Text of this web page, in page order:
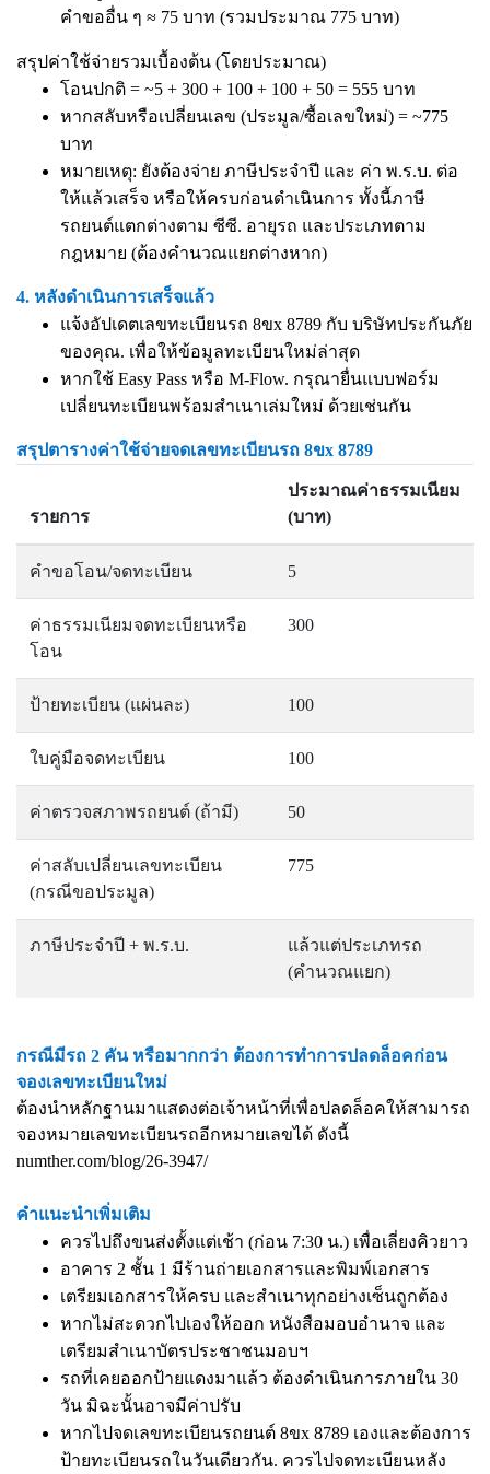
คำขออื่น ๆ ≈ 75 บาท (รวมประมาณ 775 บาท)
สรุปค่าใช้จ่ายรวมเบื้องต้น (โดยประมาณ)
โอนปกติ = ~5 + 300 + 100 + 100 + 50 = 555 บาท
หากสลับหรือเปลี่ยนเลข (ประมูล/ซื้อเลขใหม่) = ~775
บาท
หมายเหตุ: ยังต้องจ่าย ภาษีประจำปี และ ค่า พ.ร.บ. ต่อ
ให้แล้วเสร็จ หรือให้ครบก่อนดำเนินการ ทั้งนี้ภาษี
รถยนต์แตกต่างตาม ซีซี. อายุรถ และประเภทตาม
กฎหมาย (ต้องคำนวณแยกต่างหาก)
4. หลังดำเนินการเสร็จแล้ว
แจ้งอัปเดตเลขทะเบียนรถ 8ขx 8789 กับ บริษัทประกันภัย
ของคุณ. เพื่อให้ข้อมูลทะเบียนใหม่ล่าสุด
หากใช้ Easy Pass หรือ M-Flow. กรุณายื่นแบบฟอร์ม
เปลี่ยนทะเบียนพร้อมสำเนาเล่มใหม่ ด้วยเช่นกัน
สรุปตารางค่าใช้จ่ายจดเลขทะเบียนรถ 8ขx 8789
รายการ
ประมาณค่าธรรมเนียม
(บาท)
คำขอโอน/จดทะเบียน 5
ค่าธรรมเนียมจดทะเบียนหรือ
โอน
300
ป้ายทะเบียน (แผ่นละ) 100
ใบคู่มือจดทะเบียน 100
ค่าตรวจสภาพรถยนต์ (ถ้ามี) 50
ค่าสลับเปลี่ยนเลขทะเบียน
(กรณีขอประมูล)
775
ภาษีประจำปี + พ.ร.บ.
แล้วแต่ประเภทรถ
(คำนวณแยก)
กรณีมีรถ 2 คัน หรือมากกว่า ต้องการทำการปลดล็อคก่อน
จองเลขทะเบียนใหม่
ต้องนำหลักฐานมาแสดงต่อเจ้าหน้าที่เพื่อปลดล็อคให้สามารถ
จองหมายเลขทะเบียนรถอีกหมายเลขได้ ดังนี้
numther.com/blog/26-3947/
คำแนะนำเพิ่มเติม
ควรไปถึงขนส่งตั้งแต่เช้า (ก่อน 7:30 น.) เพื่อเลี่ยงคิวยาว
อาคาร 2 ชั้น 1 มีร้านถ่ายเอกสารและพิมพ์เอกสาร
เตรียมเอกสารให้ครบ และสำเนาทุกอย่างเซ็นถูกต้อง
หากไม่สะดวกไปเองให้ออก หนังสือมอบอำนาจ และ
เตรียมสำเนาบัตรประชาชนมอบฯ
รถที่เคยออกป้ายแดงมาแล้ว ต้องดำเนินการภายใน 30
วัน มิฉะนั้นอาจมีค่าปรับ
หากไปจดเลขทะเบียนรถยนต์ 8ขx 8789 เองและต้องการ
ป้ายทะเบียนรถในวันเดียวกัน. ควรไปจดทะเบียนหลัง